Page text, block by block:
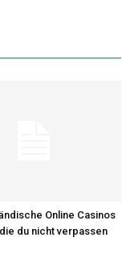
Online Casinos
du nicht verpassen